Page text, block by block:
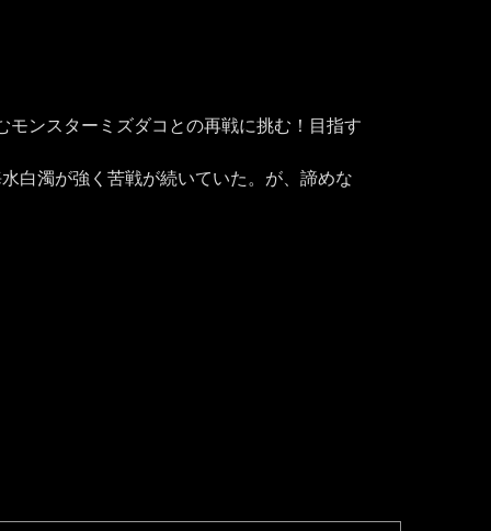
ンスターミズダコとの再戦に挑む！目指す
白濁が強く苦戦が続いていた。が、諦めな